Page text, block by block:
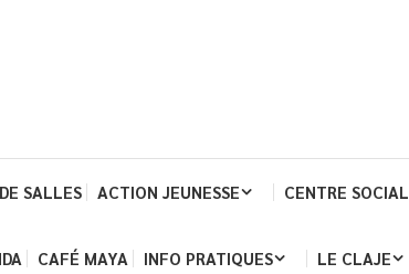
SALLES ACTION JEUNESSE CENTRE SOCIAL
CAFÉ MAYA INFO PRATIQUES LE CLAJE